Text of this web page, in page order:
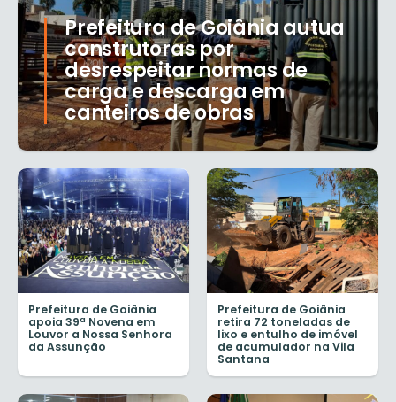
Prefeitura de Goiânia autua
construtoras por
desrespeitar normas de
carga e descarga em
canteiros de obras
Prefeitura de Goiânia
apoia 39ª Novena em
Louvor a Nossa Senhora
da Assunção
Prefeitura de Goiânia
retira 72 toneladas de
lixo e entulho de imóvel
de acumulador na Vila
Santana